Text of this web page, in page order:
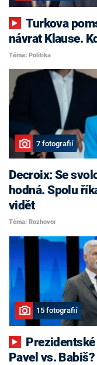
Turkova pomsta, nekonfliktní Havlíček i
návrat Klause.
Téma: Politika
7 fotografií
Decroix: Se
hodná. Spolu
vidět
Téma: Rozhovor
15 fotografií
Pavel vs.